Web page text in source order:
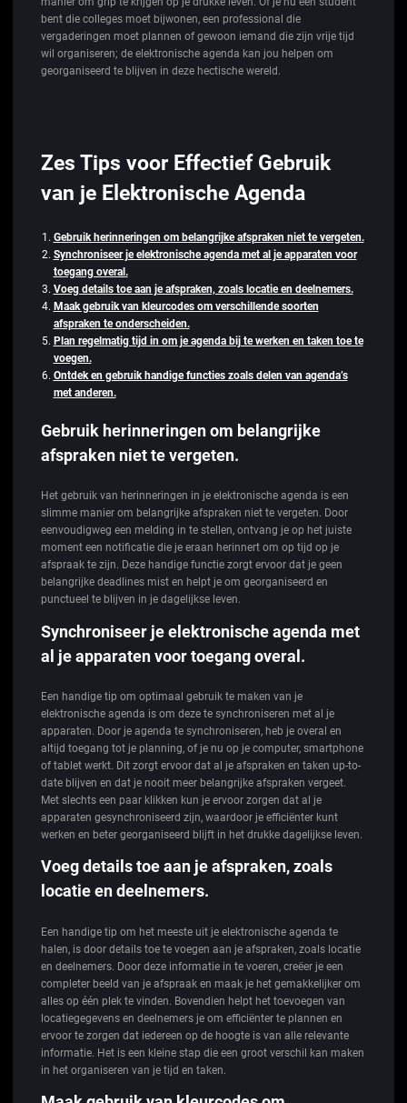
bent die colleges moet bijwonen, een professional die
vergaderingen moet plannen of gewoon iemand die zijn vrije tijd
wil organiseren; de elektronische agenda kan jou helpen om
georganiseerd te blijven in deze hectische wereld.
Zes Tips voor Effectief Gebruik
van je Elektronische Agenda
Gebruik herinneringen om belangrijke afspraken niet te vergeten.
Synchroniseer je elektronische agenda met al je apparaten voor
toegang overal.
Voeg details toe aan je afspraken, zoals locatie en deelnemers.
Maak gebruik van kleurcodes om verschillende soorten
afspraken te onderscheiden.
Plan regelmatig tijd in om je agenda bij te werken en taken toe te
voegen.
Ontdek en gebruik handige functies zoals delen van agenda’s
met anderen.
Gebruik herinneringen om belangrijke
afspraken niet te vergeten.
Het gebruik van herinneringen in je elektronische agenda is een
slimme manier om belangrijke afspraken niet te vergeten. Door
eenvoudigweg een melding in te stellen, ontvang je op het juiste
moment een notificatie die je eraan herinnert om op tijd op je
afspraak te zijn. Deze handige functie zorgt ervoor dat je geen
belangrijke deadlines mist en helpt je om georganiseerd en
punctueel te blijven in je dagelijkse leven.
Synchroniseer je elektronische agenda met
al je apparaten voor toegang overal.
Een handige tip om optimaal gebruik te maken van je
elektronische agenda is om deze te synchroniseren met al je
apparaten. Door je agenda te synchroniseren, heb je overal en
altijd toegang tot je planning, of je nu op je computer, smartphone
of tablet werkt. Dit zorgt ervoor dat al je afspraken en taken up-to-
date blijven en dat je nooit meer belangrijke afspraken vergeet.
Met slechts een paar klikken kun je ervoor zorgen dat al je
apparaten gesynchroniseerd zijn, waardoor je efficiënter kunt
werken en beter georganiseerd blijft in het drukke dagelijkse leven.
Voeg details toe aan je afspraken, zoals
locatie en deelnemers.
Een handige tip om het meeste uit je elektronische agenda te
halen, is door details toe te voegen aan je afspraken, zoals locatie
en deelnemers. Door deze informatie in te voeren, creëer je een
completer beeld van je afspraak en maak je het gemakkelijker om
alles op één plek te vinden. Bovendien helpt het toevoegen van
locatiegegevens en deelnemers je om efficiënter te plannen en
ervoor te zorgen dat iedereen op de hoogte is van alle relevante
informatie. Het is een kleine stap die een groot verschil kan maken
in het organiseren van je tijd en taken.